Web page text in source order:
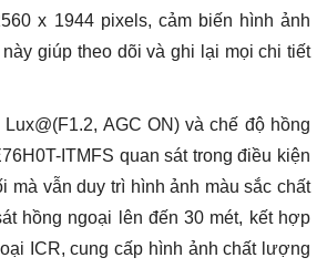
x 1944 pixels, cảm biến hình ảnh
giúp theo dõi và ghi lại mọi chi tiết
AGC ON) và chế độ hồng
ITMFS quan sát trong điều kiện
mà vẫn duy trì hình ảnh màu sắc chất
hồng ngoại lên đến 30 mét, kết hợp
ICR, cung cấp hình ảnh chất lượng